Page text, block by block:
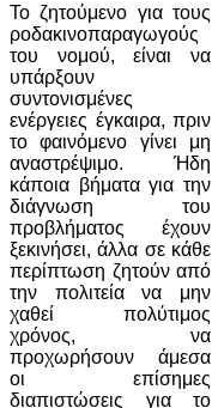
Το ζητούμενο για τους
ροδακινοπαραγωγούς
του νομού, είναι να
υπάρξουν
συντονισμένες
ενέργειες έγκαιρα, πριν
το φαινόμενο γίνει μη
αναστρέψιμο. Ήδη
κάποια βήματα για την
διάγνωση του
προβλήματος έχουν
ξεκινήσει, άλλα σε κάθε
περίπτωση ζητούν από
την πολιτεία να μην
χαθεί πολύτιμος
χρόνος, να
προχωρήσουν άμεσα
οι επίσημες
διαπιστώσεις για το